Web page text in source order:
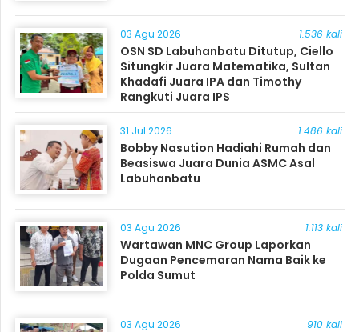
03 Agu 2026 1.536 kali
OSN SD Labuhanbatu Ditutup, Ciello
Situngkir Juara Matematika, Sultan
Khadafi Juara IPA dan Timothy
Rangkuti Juara IPS
31 Jul 2026 1.486 kali
Bobby Nasution Hadiahi Rumah dan
Beasiswa Juara Dunia ASMC Asal
Labuhanbatu
03 Agu 2026 1.113 kali
Wartawan MNC Group Laporkan
Dugaan Pencemaran Nama Baik ke
Polda Sumut
03 Agu 2026 910 kali